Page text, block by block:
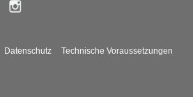
Technische Voraussetzungen
Datenschutz